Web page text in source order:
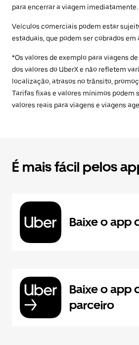
para encerrar a viagem imediatamente.
Veículos comerciais podem estar
estaduais, que podem ser cobrados
*Os valores de exemplo para viagens
dos valores do UberX e não refletem
localização, atrasos no trânsito,
Tarifas fixas e valores mínimos podem
valores reais para viagens e viagens
É mais fácil pelos
Baixe o app
Baixe o app
parceiro